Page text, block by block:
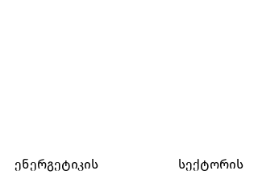
ენერგეტიკის სექტორის